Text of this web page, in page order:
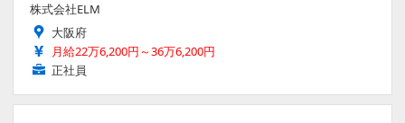
株式会社ELM
大阪府
月給22万6,200円～36万6,200円
正社員